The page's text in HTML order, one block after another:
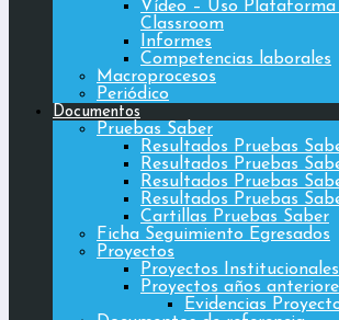
Vídeo – Uso Plataforma
Classroom
Informes
Competencias laborales
Macroprocesos
Periódico
Documentos
Pruebas Saber
Resultados Pruebas
Resultados Pruebas
Resultados Pruebas
Resultados Pruebas
Cartillas Pruebas Saber
Ficha Seguimiento Egresados
Proyectos
Proyectos
Proyectos años
Evidencias